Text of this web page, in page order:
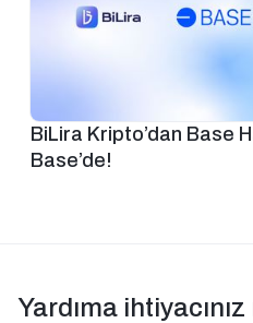
BiLira Kripto’dan Base
Base’de!
Yardıma ihtiyacınız